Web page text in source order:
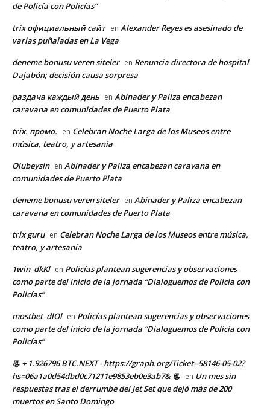
de Policía con Policías”
trix официальный сайт en Alexander Reyes es asesinado de
varias puñaladas en La Vega
deneme bonusu veren siteler en Renuncia directora de hospital
Dajabón; decisión causa sorpresa
раздача каждый день en Abinader y Paliza encabezan
caravana en comunidades de Puerto Plata
trix. промо. en Celebran Noche Larga de los Museos entre
música, teatro, y artesanía
Olubeysin en Abinader y Paliza encabezan caravana en
comunidades de Puerto Plata
deneme bonusu veren siteler en Abinader y Paliza encabezan
caravana en comunidades de Puerto Plata
trix guru en Celebran Noche Larga de los Museos entre música,
teatro, y artesanía
1win_dkKl en Policías plantean sugerencias y observaciones
como parte del inicio de la jornada “Dialoguemos de Policía con
Policías”
mostbet_dlOl en Policías plantean sugerencias y observaciones
como parte del inicio de la jornada “Dialoguemos de Policía con
Policías”
📃 + 1.926796 BTC.NEXT - https://graph.org/Ticket--58146-05-02?
hs=06a1a0d54dbd0c71211e9853eb0e3ab7& 📃 en Un mes sin
respuestas tras el derrumbe del Jet Set que dejó más de 200
muertos en Santo Domingo